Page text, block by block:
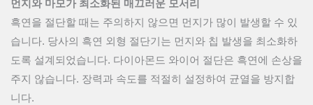
먼지와 마모가 최소화된 매끄러운 모서리
흑연을 절단할 때는 주의하지 않으면 먼지가 많이 발생할 수 있
습니다. 당사의 흑연 외형 절단기는 먼지와 칩 발생을 최소화하
도록 설계되었습니다. 다이아몬드 와이어 절단은 흑연에 손상을
주지 않습니다. 장력과 속도를 적절히 설정하여 균열을 방지합
니다.